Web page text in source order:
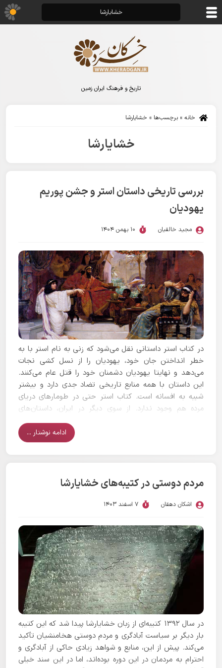
تاریخ و فرهنگ ایران زمین
خانه » برچسب‌ها » خشایارشا
خشایارشا
بررسی تاریخی داستان استر و جشن پوریم
یهودیان
مجید خالقیان 10 بهمن 1404
در کتاب استر داستانی نقل می‌شود که زنی به نام استر با به
خطر انداختن جان خود، یهودیان را از نسل کشی نجات
می‌دهد و نهایتا یهودیان دشمنان خود را قتل عام می‌کنند.
این داستان با همه منابع تاریخی تضاد جدی دارد و بیشتر
شبیه به افسانه است. کتاب استر حتی در طومارهای دریای
مرده هم وجود ندارد. از سوی دیگر در ایران، داستان‌های
تحریف شده‌ای از این قصه رواج پیدا کرده است که بر خلاف
موارد درج شده در منابع یهودیان می‌باشد و هیچ پشتوانه‌ای
ادامه نوشتار ...
مردم دوستی در کتیبه‌های خشایارشا
اشکان دهقان 7 اسفند 1403
در سال ١۳۹۲ کتیبه‌ای از زبان خشایارشا پیدا شد که این کتیبه
بار دیگر بر سیاست آبادگری و مردم دوستی هخامنشیان تأکید
می‌کند. پیش از این، منابع و شواهد زیادی حاکی از آبادگری و
احترام به مردمان در این دوره بوده‌اند، اما در این سند خیلی
خشایارشا